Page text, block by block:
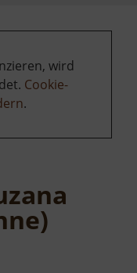
wird
Cookie-
.